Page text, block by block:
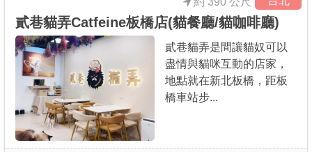
貳巷貓弄Catfeine板橋店(貓餐廳/貓咖啡廳)
貳巷貓弄是間讓貓奴可以
盡情與貓咪互動的店家，
地點就在新北板橋，距板
橋車站步...